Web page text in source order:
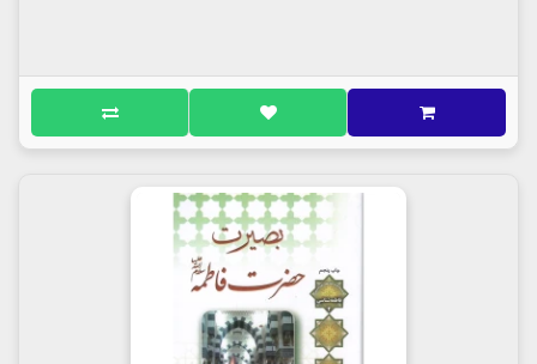
راهي را نشان دهیم.
مولف : استاد اصغر طاهر زاده
ناشر : انتشارات لب المیزان